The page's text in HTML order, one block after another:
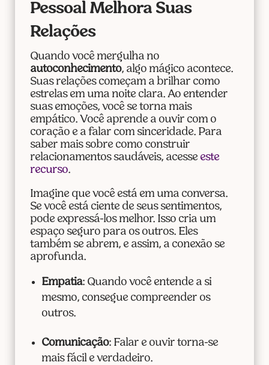
Pessoal Melhora Suas
Relações
Quando você mergulha no
autoconhecimento, algo mágico acontece.
Suas relações começam a brilhar como
estrelas em uma noite clara. Ao entender
suas emoções, você se torna mais
empático. Você aprende a ouvir com o
coração e a falar com sinceridade. Para
saber mais sobre como construir
relacionamentos saudáveis, acesse este
recurso.
Imagine que você está em uma conversa.
Se você está ciente de seus sentimentos,
pode expressá-los melhor. Isso cria um
espaço seguro para os outros. Eles
também se abrem, e assim, a conexão se
aprofunda.
Empatia: Quando você entende a si
mesmo, consegue compreender os
outros.
Comunicação: Falar e ouvir torna-se
mais fácil e verdadeiro.